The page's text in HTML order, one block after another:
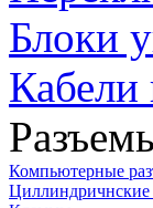
Блоки
Кабели
Компьютерные
Циллиндричнские